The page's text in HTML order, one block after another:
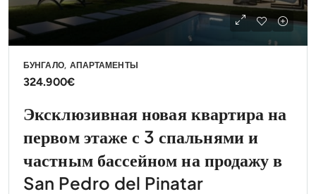
БУНГАЛО, АПАРТАМЕНТЫ
324.900€
Эксклюзивная новая квартира на
первом этаже с 3 спальнями и
частным бассейном на продажу в
San Pedro del Pinatar